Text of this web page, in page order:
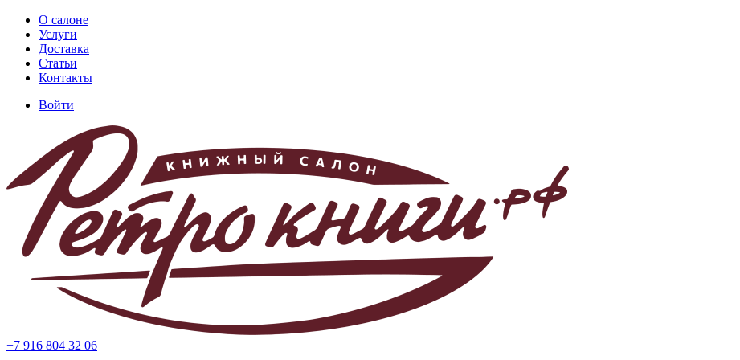
Перейти
основному
содержанию
Основная
навигация
О салоне
Услуги
Доставка
Статьи
Контакты
учётной
записи
пользователя
Войти
+7 916 804 32 06